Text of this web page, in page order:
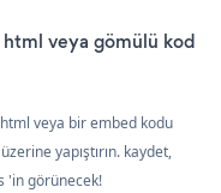
veya gömülü kod
veya bir embed kodu
yapıştırın. kaydet,
'in görünecek!